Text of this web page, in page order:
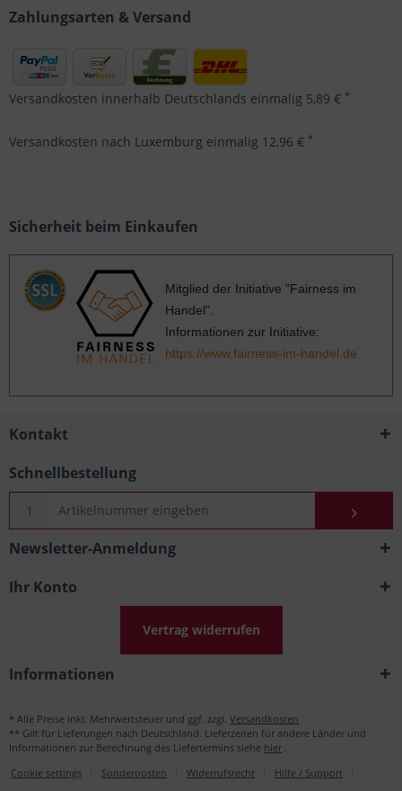
Zahlungsarten & Versand
Versandkosten innerhalb Deutschlands einmalig 5,89 € *
Versandkosten nach Luxemburg einmalig 12,96 € *
Sicherheit beim Einkaufen
Mitglied der Initiative "Fairness im
Handel".
Informationen zur Initiative:
https://www.fairness-im-handel.de
Kontakt
Schnellbestellung
Newsletter-Anmeldung
Ihr Konto
Vertrag widerrufen
Informationen
* Alle Preise inkl. Mehrwertsteuer und ggf. zzgl. Versandkosten
** Gilt für Lieferungen nach Deutschland. Lieferzeiten für andere Länder und
Informationen zur Berechnung des Liefertermins siehe hier
Cookie settings
Sonderposten Widerrufsrecht
Hilfe / Support